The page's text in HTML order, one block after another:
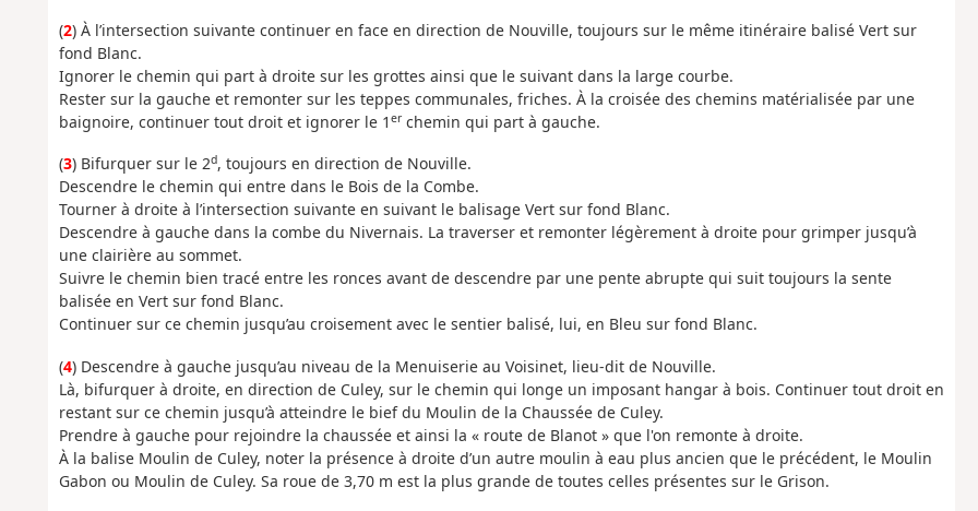
(2) À l’intersection suivante continuer en face en direction de Nouville, toujours sur le même itinéraire balisé Vert sur
fond Blanc.
Ignorer le chemin qui part à droite sur les grottes ainsi que le suivant dans la large courbe.
Rester sur la gauche et remonter sur les teppes communales, friches. À la croisée des chemins matérialisée par une
baignoire, continuer tout droit et ignorer le 1 erchemin qui part à gauche.
(3) Bifurquer sur le 2d, toujours en direction de Nouville.
Descendre le chemin qui entre dans le Bois de la Combe.
Tourner à droite à l’intersection suivante en suivant le balisage Vert sur fond Blanc.
Descendre à gauche dans la combe du Nivernais. La traverser et remonter légèrement à droite pour grimper jusqu’à
une clairière au sommet.
Suivre le chemin bien tracé entre les ronces avant de descendre par une pente abrupte qui suit toujours la sente
balisée en Vert sur fond Blanc.
Continuer sur ce chemin jusqu’au croisement avec le sentier balisé, lui, en Bleu sur fond Blanc.
(4) Descendre à gauche jusqu’au niveau de la Menuiserie au Voisinet, lieu-dit de Nouville.
Là, bifurquer à droite, en direction de Culey, sur le chemin qui longe un imposant hangar à bois. Continuer tout droit en
restant sur ce chemin jusqu’à atteindre le bief du Moulin de la Chaussée de Culey.
Prendre à gauche pour rejoindre la chaussée et ainsi la « route de Blanot » que l'on remonte à droite.
À la balise Moulin de Culey, noter la présence à droite d’un autre moulin à eau plus ancien que le précédent, le Moulin
Gabon ou Moulin de Culey. Sa roue de 3,70 m est la plus grande de toutes celles présentes sur le Grison.